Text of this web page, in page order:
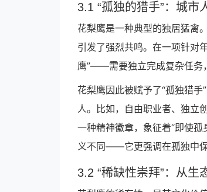
3.1 “孤独的猎手”：城市
花梨鹰是一种典型的独居猛禽
引发了强烈共鸣。在一项针对
鹰”——需要独立完成复杂任务
花梨鹰因此被赋予了“孤独猎
人。比如，自由职业者、独立
一种精神徽章，象征着“即使
义不同——它更强调在孤独中保
3.2 “稀缺性崇拜”：从生